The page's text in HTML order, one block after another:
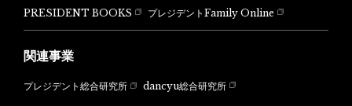
PRESIDENT BOOKS
プレジデントFamily Online
関連事業
プレジデント総合研究所 dancyu総合研究所